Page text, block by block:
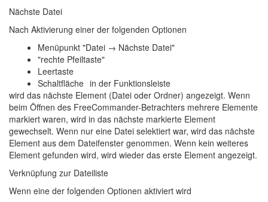
Nächste Datei
Nach Aktivierung einer der folgenden Optionen
Menüpunkt "Datei → Nächste Datei"
"rechte Pfeiltaste"
Leertaste
Schaltfläche in der Funktionsleiste
wird das nächste Element (Datei oder Ordner) angezeigt. Wenn
beim Öffnen des FreeCommander-Betrachters mehrere Elemente
markiert waren, wird in das nächste markierte Element
gewechselt. Wenn nur eine Datei selektiert war, wird das nächste
Element aus dem Dateifenster genommen. Wenn kein weiteres
Element gefunden wird, wird wieder das erste Element angezeigt.
Verknüpfung zur Dateiliste
Wenn eine der folgenden Optionen aktiviert wird